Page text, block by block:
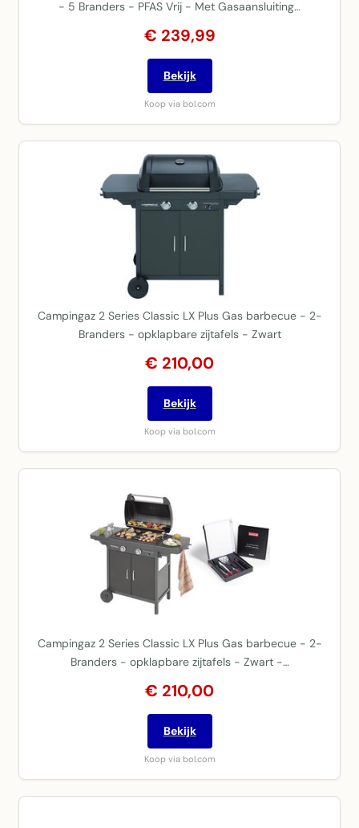
- 5 Branders - PFAS Vrij - Met Gasaansluiting…
€ 239,99
Bekijk
Koop via bol.com
Campingaz 2 Series Classic LX Plus Gas barbecue - 2-
Branders - opklapbare zijtafels - Zwart
€ 210,00
Bekijk
Koop via bol.com
Campingaz 2 Series Classic LX Plus Gas barbecue - 2-
Branders - opklapbare zijtafels - Zwart -…
€ 210,00
Bekijk
Koop via bol.com